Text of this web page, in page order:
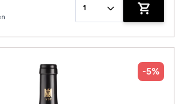
1
Zum
-5%